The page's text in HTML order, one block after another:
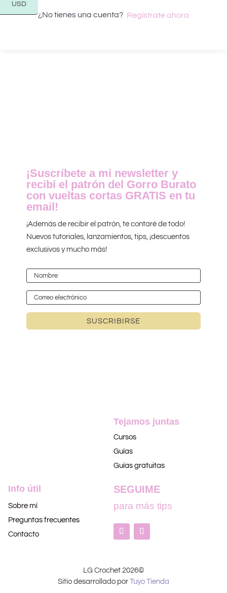
¿No tienes una cuenta? Regístrate ahora
¡Suscríbete a mi newsletter y
recibí el patrón del Gorro Burato
con vueltas cortas GRATIS en tu
email!
¡Además de recibir el patrón, te contaré de todo!
Nuevos tutoriales, lanzamientos, tips, ¡descuentos
exclusivos y mucho más!
SUSCRIBIRSE
Tejamos juntas
Cursos
Guías
Guías gratuitas
Info útil
Sobre mí
Preguntas frecuentes
Contacto
SEGUIME
para más tips
LG Crochet 2026©
Sitio desarrollado por Tuyo Tienda
USD